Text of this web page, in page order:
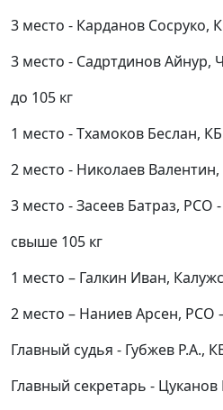
3 место - Карданов Сосруко,
3 место - Садртдинов Айнур,
до 105 кг
1 место - Тхамоков Беслан,
2 место - Николаев
3 место - Засеев Батраз, РСО
свыше 105 кг
1 место – Галкин Иван,
2 место – Наниев Арсен, РСО
Главный судья - Губжев Р.А.,
Главный секретарь - Цуканов